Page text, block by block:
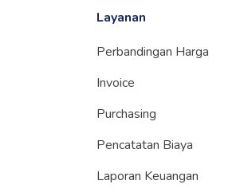
Layanan
Perbandingan Harga
Invoice
Purchasing
Pencatatan Biaya
Laporan Keuangan